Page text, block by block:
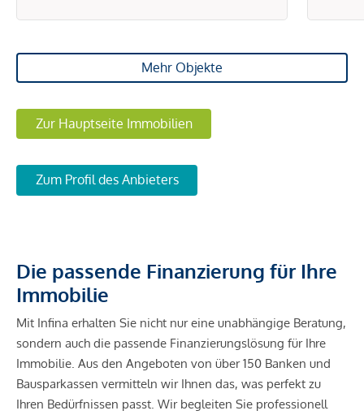
Mehr Objekte
Zur Hauptseite Immobilien
Zum Profil des Anbieters
Die passende Finanzierung für Ihre
Immobilie
Mit Infina erhalten Sie nicht nur eine unabhängige Beratung,
sondern auch die passende Finanzierungslösung für Ihre
Immobilie. Aus den Angeboten von über 150 Banken und
Bausparkassen vermitteln wir Ihnen das, was perfekt zu
Ihren Bedürfnissen passt. Wir begleiten Sie professionell